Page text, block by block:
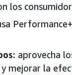
los
aprovecha
mejorar la